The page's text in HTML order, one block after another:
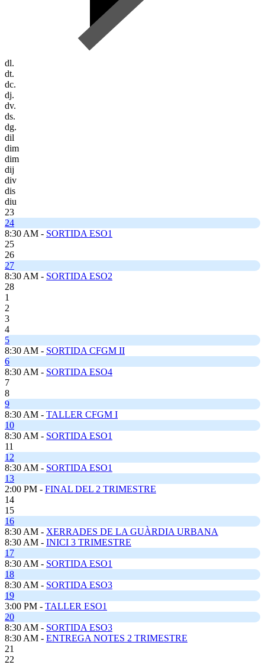
dl.
dt.
dc.
dj.
dv.
ds.
dg.
dil
dim
dim
dij
div
dis
diu
23
24
8:30 AM - SORTIDA ESO1
25
26
27
8:30 AM - SORTIDA ESO2
28
1
2
3
4
5
8:30 AM - SORTIDA CFGM II
6
8:30 AM - SORTIDA ESO4
7
8
9
8:30 AM - TALLER CFGM I
10
8:30 AM - SORTIDA ESO1
11
12
8:30 AM - SORTIDA ESO1
13
2:00 PM - FINAL DEL 2 TRIMESTRE
14
15
16
8:30 AM - XERRADES DE LA GUÀRDIA URBANA
8:30 AM - INICI 3 TRIMESTRE
17
8:30 AM - SORTIDA ESO1
18
8:30 AM - SORTIDA ESO3
19
3:00 PM - TALLER ESO1
20
8:30 AM - SORTIDA ESO3
8:30 AM - ENTREGA NOTES 2 TRIMESTRE
21
22